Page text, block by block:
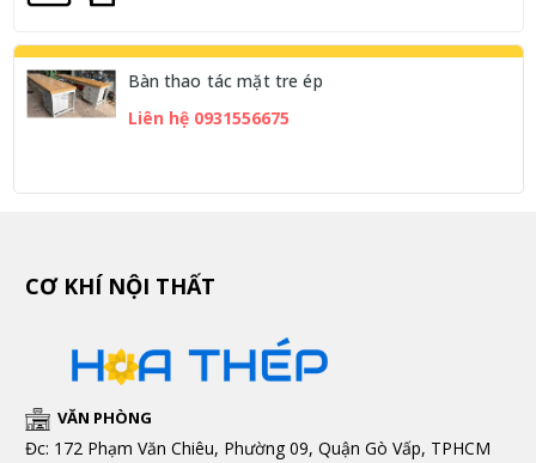
Bàn thao tác mặt tre ép
Liên hệ 0931556675
CƠ KHÍ NỘI THẤT
VĂN PHÒNG
Đc: 172 Phạm Văn Chiêu, Phường 09, Quận Gò Vấp, TPHCM